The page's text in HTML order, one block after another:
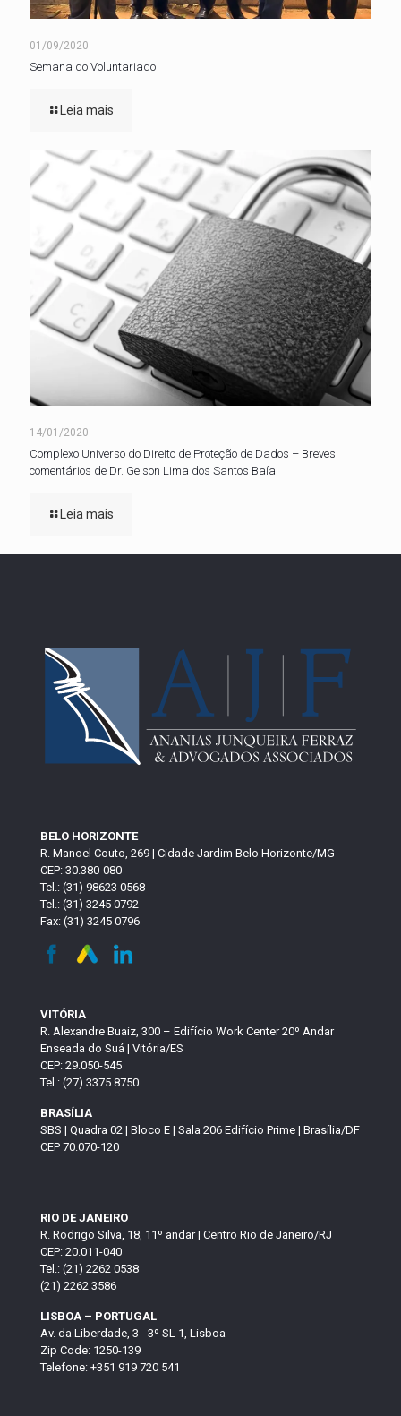
01/09/2020
Semana do Voluntariado
Leia mais
14/01/2020
Complexo Universo do Direito de Proteção de Dados – Breves
comentários de Dr. Gelson Lima dos Santos Baía
Leia mais
BELO HORIZONTE
R. Manoel Couto, 269 | Cidade Jardim Belo Horizonte/MG
CEP: 30.380-080
Tel.: (31) 98623 0568
Tel.: (31) 3245 0792
Fax: (31) 3245 0796
VITÓRIA
R. Alexandre Buaiz, 300 – Edifício Work Center 20º Andar
Enseada do Suá | Vitória/ES
CEP: 29.050-545
Tel.: (27) 3375 8750
BRASÍLIA
SBS | Quadra 02 | Bloco E | Sala 206 Edifício Prime | Brasília/DF
CEP 70.070-120
RIO DE JANEIRO
R. Rodrigo Silva, 18, 11º andar | Centro Rio de Janeiro/RJ
CEP: 20.011-040
Tel.: (21) 2262 0538
(21) 2262 3586
LISBOA – PORTUGAL
Av. da Liberdade, 3 - 3º SL 1, Lisboa
Zip Code: 1250-139
Telefone: +351 919 720 541